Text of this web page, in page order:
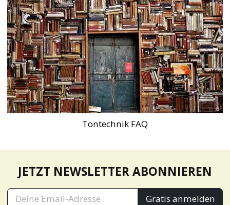
Tontechnik FAQ
JETZT NEWSLETTER ABONNIEREN
Gratis anmelden